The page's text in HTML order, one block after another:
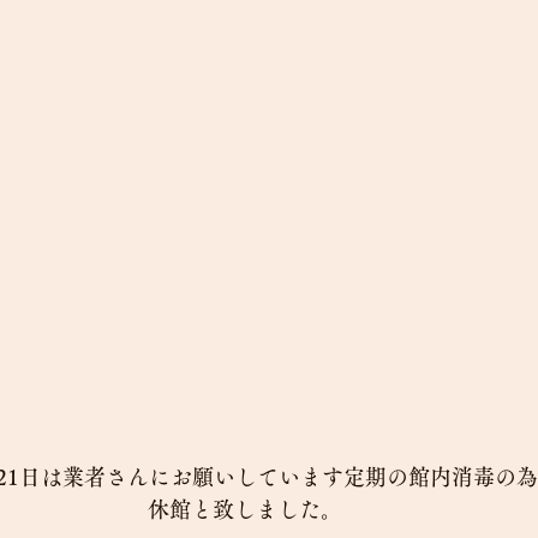
日は業者さんにお願いしています定期の館内消毒の
休館と致しました。